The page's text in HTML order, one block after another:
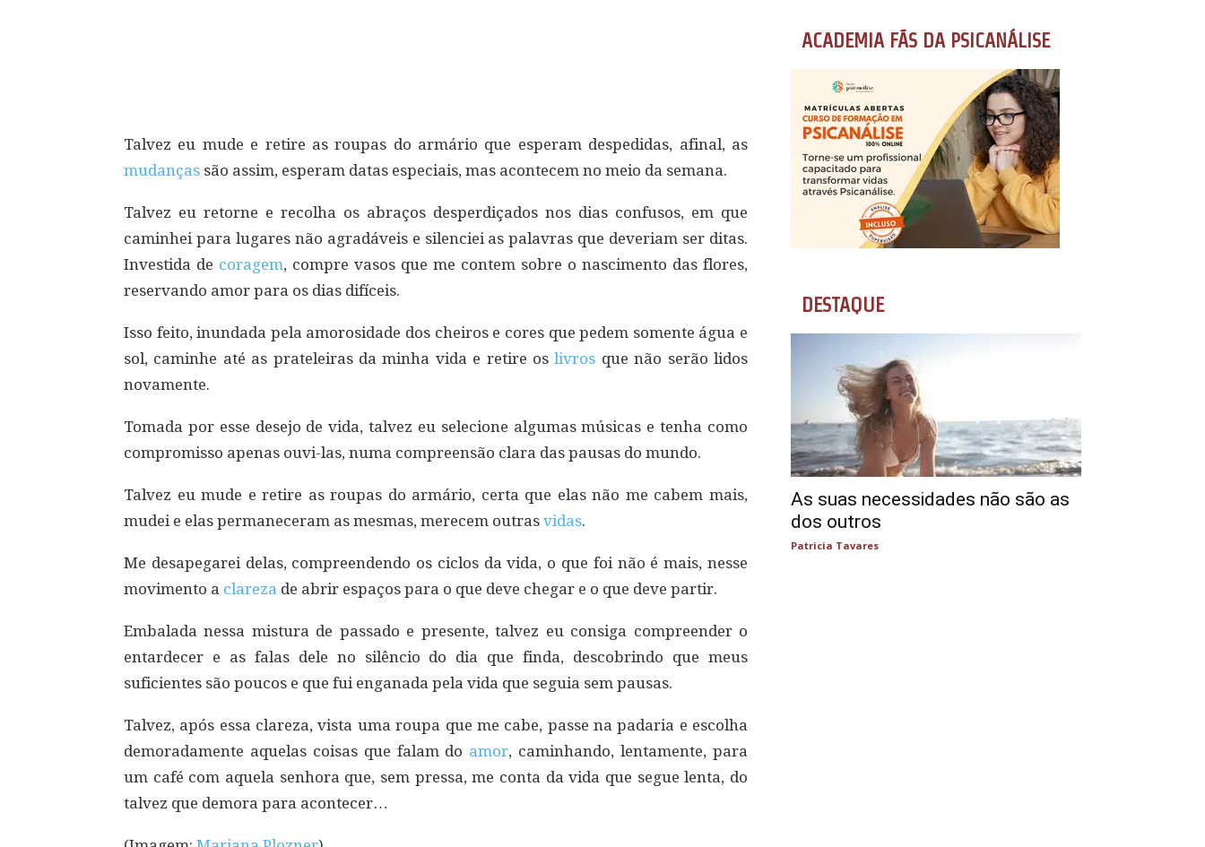
Talvez eu mude e retire as roupas do armário que esperam despedidas, afinal, as
mudanças são assim, esperam datas especiais, mas acontecem no meio da semana.
Talvez eu retorne e recolha os abraços desperdiçados nos dias confusos, em que
caminhei para lugares não agradáveis e silenciei as palavras que deveriam ser ditas.
Investida de coragem, compre vasos que me contem sobre o nascimento das flores,
reservando amor para os dias difíceis.
Isso feito, inundada pela amorosidade dos cheiros e cores que pedem somente água e
sol, caminhe até as prateleiras da minha vida e retire oslivros que não serão lidos
novamente.
Tomada por esse desejo de vida, talvez eu selecione algumas músicas e tenha como
compromisso apenas ouvi-las, numa compreensão clara das pausas do mundo.
Talvez eu mude e retire as roupas do armário, certa que elas não me cabem mais,
mudei e elas permaneceram as mesmas, merecem outras vidas.
Me desapegarei delas, compreendendo os ciclos da vida, o que foi não é mais, nesse
movimento a clareza de abrir espaços para o que deve chegar e o que deve partir.
Embalada nessa mistura de passado e presente, talvez eu consiga compreender o
entardecer e as falas dele no silêncio do dia que finda, descobrindo que meus
suficientes são poucos e que fui enganada pela vida que seguia sem pausas.
Talvez, após essa clareza, vista uma roupa que me cabe, passe na padaria e escolha
demoradamente aquelas coisas que falam do amor, caminhando, lentamente, para
um café com aquela senhora que, sem pressa, me conta da vida que segue lenta, do
talvez que demora para acontecer…
ACADEMIA FÃS DA PSICANÁLISE
DESTAQUE
As suas necessidades não são as
dos outros
Patricia Tavares